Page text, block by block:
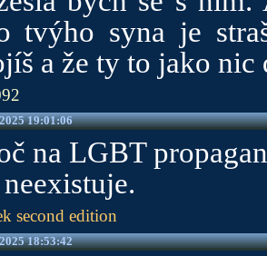
tvýho syna je
a že ty to jako nic
19:01:06
na LGBT
second edition
18:53:42